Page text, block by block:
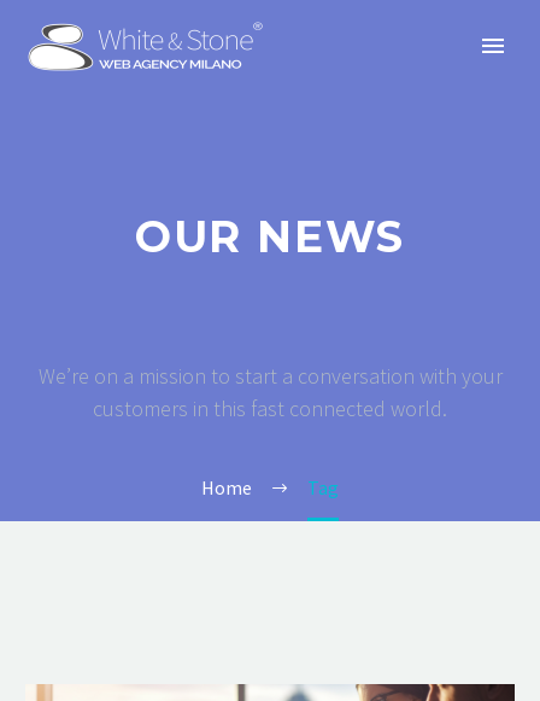
OUR NEWS
We’re on a mission to start a conversation with your
customers in this fast connected world.
Home Tag